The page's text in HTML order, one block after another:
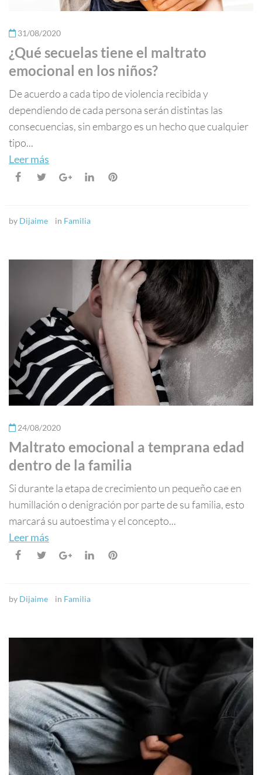
31/08/2020
¿Qué secuelas tiene el maltrato
emocional en los niños?
De acuerdo a cada tipo de violencia recibida y
dependiendo de cada persona serán distintas las
consecuencias, sin embargo es un hecho que cualquier
tipo...
Leer más
by Dijaime in Familia
24/08/2020
Maltrato emocional a temprana edad
dentro de la familia
Si durante la etapa de crecimiento un pequeño cae en
humillación o denigración por parte de su familia, esto
marcará su autoestima y el concepto...
Leer más
by Dijaime in Familia